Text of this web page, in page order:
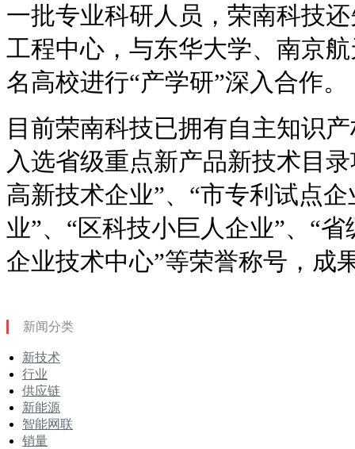
一批专业科研人员，荣南科技
工程中心，与东华大学、南京
名高校进行“产学研”深入合作。
目前荣南科技已拥有自主知识
入选省级重点新产品新技术目
高新技术企业”、“市专利试点
业”、“区科技小巨人企业”、“
企业技术中心”等荣誉称号，成
新闻分类
新技术
行业
供应链
新能源
智能网联
销量